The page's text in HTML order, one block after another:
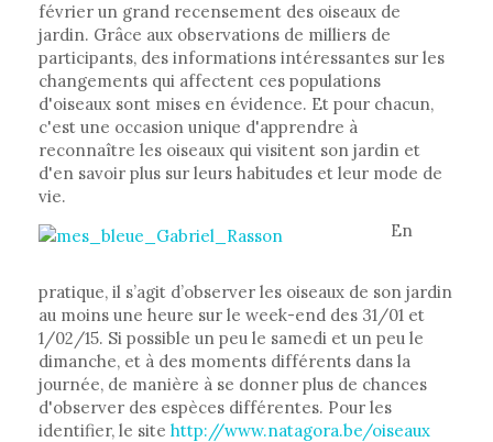
février un grand recensement des oiseaux de
jardin. Grâce aux observations de milliers de
participants, des informations intéressantes sur les
changements qui affectent ces populations
d'oiseaux sont mises en évidence. Et pour chacun,
c'est une occasion unique d'apprendre à
reconnaître les oiseaux qui visitent son jardin et
d'en savoir plus sur leurs habitudes et leur mode de
vie.
En
pratique, il s’agit d’observer les oiseaux de son jardin
au moins une heure sur le week-end des 31/01 et
1/02/15. Si possible un peu le samedi et un peu le
dimanche, et à des moments différents dans la
journée, de manière à se donner plus de chances
d'observer des espèces différentes. Pour les
identifier, le site http://www.natagora.be/oiseaux